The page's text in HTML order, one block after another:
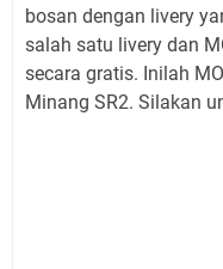
bosan dengan livery
salah satu livery dan
secara gratis. Inilah
Minang SR2. Silakan